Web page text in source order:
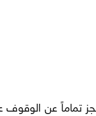
تماماً عن الوقوف